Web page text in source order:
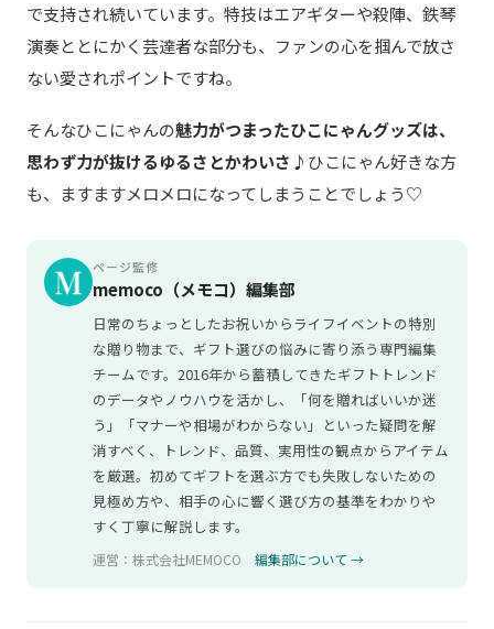
で支持され続いています。特技はエアギターや殺陣、鉄琴
演奏ととにかく芸達者な部分も、ファンの心を掴んで放さ
ない愛されポイントですね。
そんなひこにゃんの魅力がつまったひこにゃんグッズは、
思わず力が抜けるゆるさとかわいさ♪ ひこにゃん好きな方
も、ますますメロメロになってしまうことでしょう♡
ページ監修
memoco（メモコ）編集部
日常のちょっとしたお祝いからライフイベントの特別
な贈り物まで、ギフト選びの悩みに寄り添う専門編集
チームです。2016年から蓄積してきたギフトトレンド
のデータやノウハウを活かし、「何を贈ればいいか迷
う」「マナーや相場がわからない」といった疑問を解
消すべく、トレンド、品質、実用性の観点からアイテム
を厳選。初めてギフトを選ぶ方でも失敗しないための
見極め方や、相手の心に響く選び方の基準をわかりや
すく丁寧に解説します。
運営：株式会社MEMOCO 編集部について →